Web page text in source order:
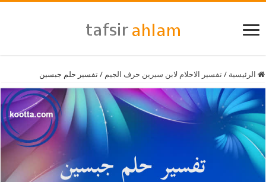
الرئيسية / تفسير الاحلام لابن سيرين حرف الجيم / تفسير حلم جبسين